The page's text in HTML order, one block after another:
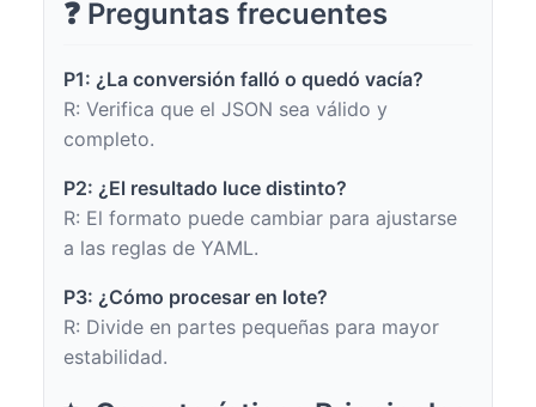
❓ Preguntas frecuentes
P1: ¿La conversión falló o quedó vacía?
R: Verifica que el JSON sea válido y
completo.
P2: ¿El resultado luce distinto?
R: El formato puede cambiar para ajustarse
a las reglas de YAML.
P3: ¿Cómo procesar en lote?
R: Divide en partes pequeñas para mayor
estabilidad.